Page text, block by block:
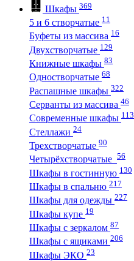
Шкафы 369
5 и 6 створчатые 11
Буфеты из массива 16
Двухстворчатые 129
Книжные шкафы 83
Одностворчатые 68
Распашные шкафы 322
Серванты из массива 46
Современные шкафы 113
Стеллажи 24
Трехстворчатые 90
Четырёхстворчатые 56
Шкафы в гостинную 130
Шкафы в спальню 217
Шкафы для одежды 227
Шкафы купе 19
Шкафы с зеркалом 87
Шкафы с ящиками 206
Шкафы ЭКО 23